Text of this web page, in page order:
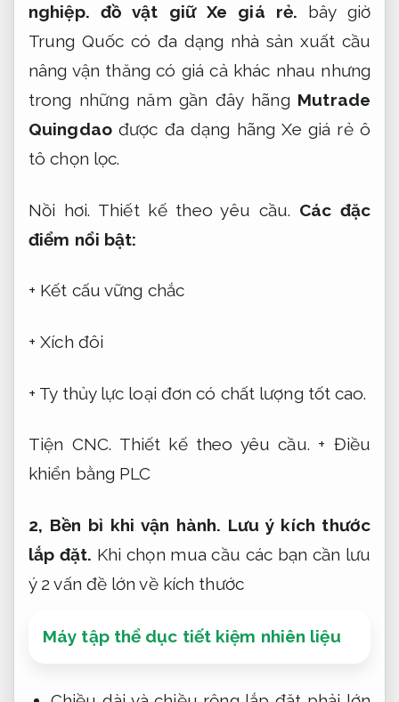
nghiệp. đồ vật giữ Xe giá rẻ. bây giờ
Trung Quốc có đa dạng nhà sản xuất cầu
nâng vận thăng có giá cả khác nhau nhưng
trong những năm gần đây hãng Mutrade
Quingdaođược đa dạng hãng Xe giá rẻ ô
tô chọn lọc.
Nồi hơi. Thiết kế theo yêu cầu. Các đặc
điểm nổi bật:
+ Kết cấu vững chắc
+ Xích đôi
+ Ty thủy lực loại đơn có chất lượng tốt cao.
Tiện CNC. Thiết kế theo yêu cầu. + Điều
khiển bằng PLC
2, Bền bỉ khi vận hành. Lưu ý kích thước
lắp đặt. Khi chọn mua cầu các bạn cần lưu
ý 2 vấn đề lớn về kích thước
Máy tập thể dục tiết kiệm nhiên liệu